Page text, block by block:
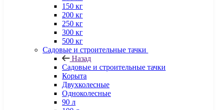
150 кг
200 кг
250 кг
300 кг
500 кг
Садовые и строительные тачки
Назад
Садовые и строительные тачки
Корыта
Двухколесные
Одноколесные
90 л